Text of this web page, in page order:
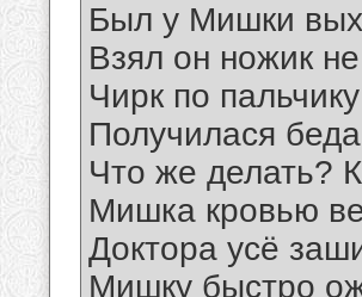
Был у Мишки
Взял он ножик
Чирк по
Получилася
Что же делать?
Мишка кровью
Доктора усё
Мишку быстро